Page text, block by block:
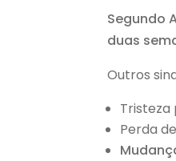
Segundo
duas
Outros
Tristeza
Perda